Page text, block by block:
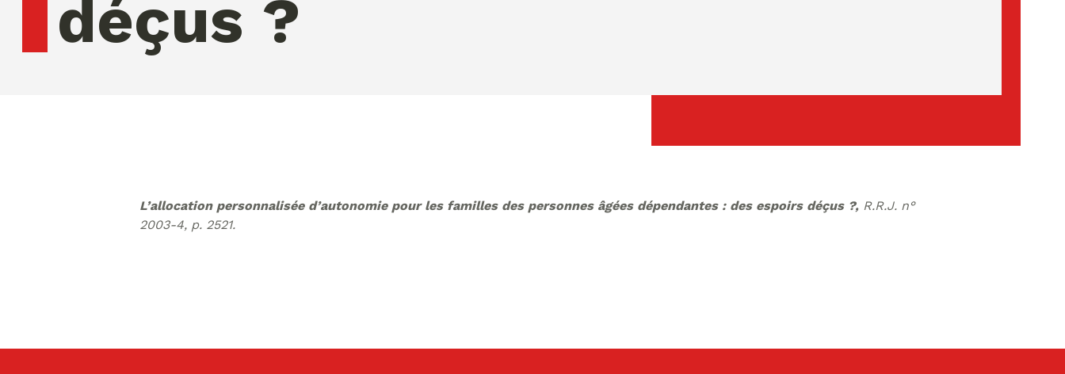
déçus ?
L’allocation personnalisée d’autonomie pour les familles des personnes âgées dépendantes : des espoirs déçus ?, R.R.J. n°
2003-4, p. 2521.